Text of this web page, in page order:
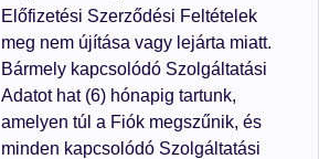
Előfizetési Szerződési Feltételek
meg nem újítása vagy lejárta miatt.
Bármely kapcsolódó Szolgáltatási
Adatot hat (6) hónapig tartunk,
amelyen túl a Fiók megszűnik, és
minden kapcsolódó Szolgáltatási